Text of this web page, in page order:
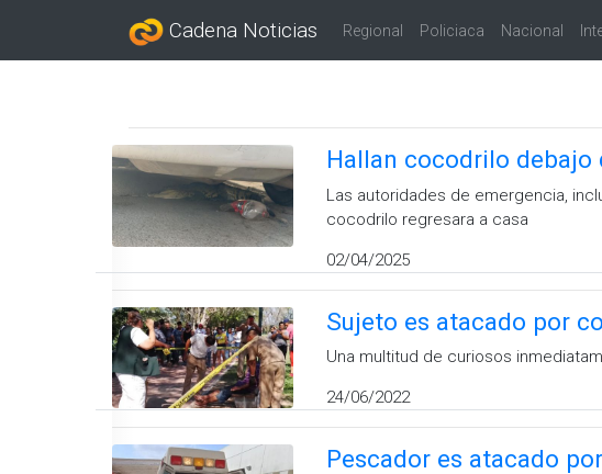
Cadena Noticias Regional Policiaca Nacional
Hallan cocodrilo debajo
Las autoridades de emergencia,
cocodrilo regresara a casa
02/04/2025
Sujeto es atacado por
Una multitud de curiosos
24/06/2022
Pescador es atacado